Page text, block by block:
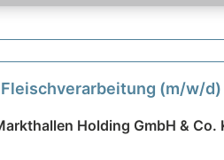
(m/w/
Holding GmbH & Co.